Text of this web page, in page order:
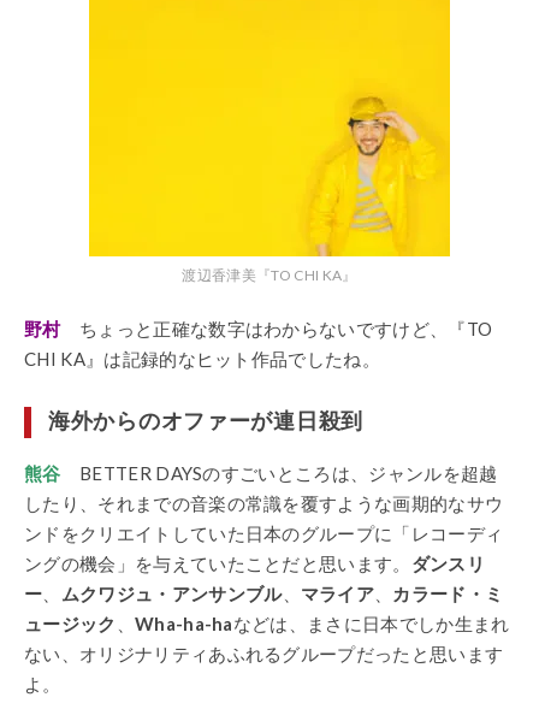
渡辺香津美『TO CHI KA』
野村ちょっと正確な数字はわからないですけど、『TO
CHI KA』は記録的なヒット作品でしたね。
海外からのオファーが連日殺到
熊谷 BETTER DAYSのすごいところは、ジャンルを超越
したり、それまでの音楽の常識を覆すような画期的なサウ
ンドをクリエイトしていた日本のグループに「レコーディ
ングの機会」を与えていたことだと思います。 ダンスリ
ー
ムクワジュ・アンサンブル、 マライア
カラード・ミ
ュージック
Wha-ha-haなどは、まさに日本でしか生まれ
ない、オリジナリティあふれるグループだったと思います
よ。